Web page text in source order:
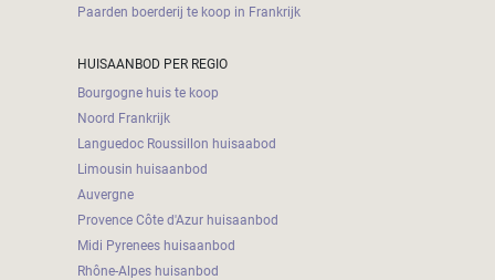
Paarden boerderij te koop in Frankrijk
HUISAANBOD PER REGIO
Bourgogne huis te koop
Noord Frankrijk
Languedoc Roussillon huisaabod
Limousin huisaanbod
Auvergne
Provence Côte d'Azur huisaanbod
Midi Pyrenees huisaanbod
Rhône-Alpes huisanbod